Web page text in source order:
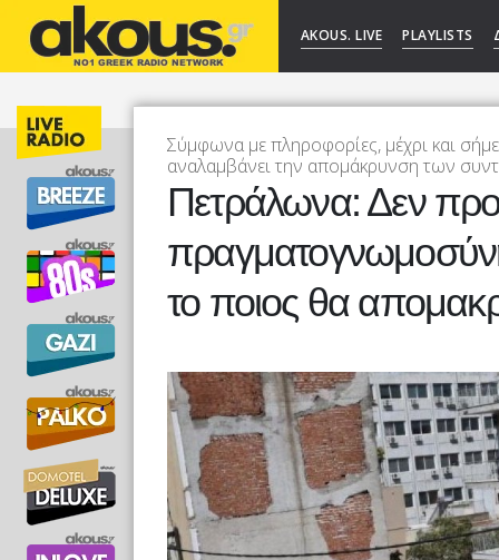
AKOUS. LIVE PLAYLISTS
Σύμφωνα με πληροφορίες, μέχρι και
αναλαμβάνει την απομάκρυνση των
Πετράλωνα: Δεν
το ποιος θα